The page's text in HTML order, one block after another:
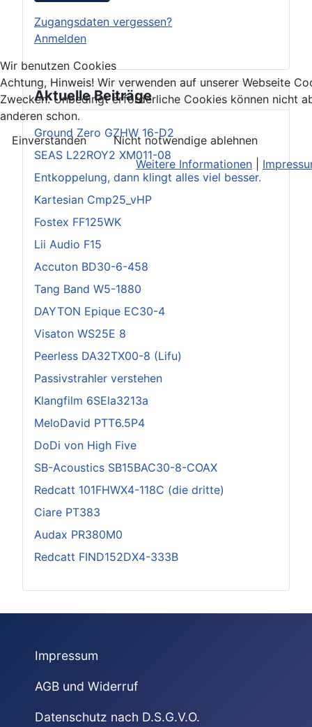
Zugangsdaten vergessen?
Anmelden
Aktuelle Beiträge
Ground Zero GZHW 16-D2
SEAS L22ROY2 XM011-08
Entkoppelung, dann klingt alles viel besser.
Kartesian Cmp25_vHP
Fostex FF125WK
Lii Audio F15
Accuton BD30-6-458
Tang Band W5-1880
DAYTON Epique EC30-4
Visaton WS25E 8
Peerless DA32TX00-8 (Lifu)
Passivstrahler verstehen
Klangfilm 6SEla3213a
MeloDavid PTT6.5P4
DoDi von High Five
SB-Acoustics SB15BAC30-8-COAX
Redcatt 101FHWX4-118C (die dritte)
Ciare PT383
Audax PR380M0
Redcatt FIND152DX4-333B
Impressum
AGB und Widerruf
Datenschutz nach D.S.G.V.O.
Wir benutzen Cookies
Achtung, Hinweis! Wir verwenden auf unserer Webseite
Zwecken. Unbedingt erforderliche Cookies können nicht
anderen schon.
Einverstanden
Nicht notwendige ablehnen
Weitere Informationen